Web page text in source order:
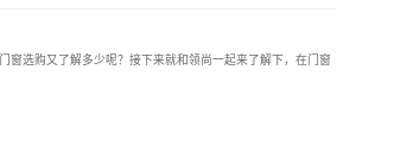
窗选购又了解多少呢？接下来就和领尚一起来了解下，在门窗